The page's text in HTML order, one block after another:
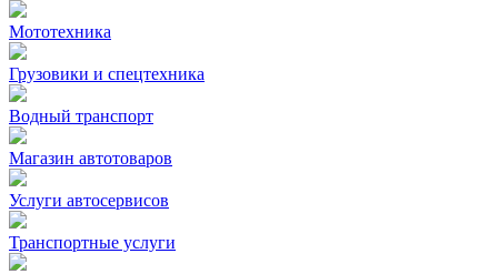
Мототехника
Грузовики и спецтехника
Водный транспорт
Магазин автотоваров
Услуги автосервисов
Транспортные услуги